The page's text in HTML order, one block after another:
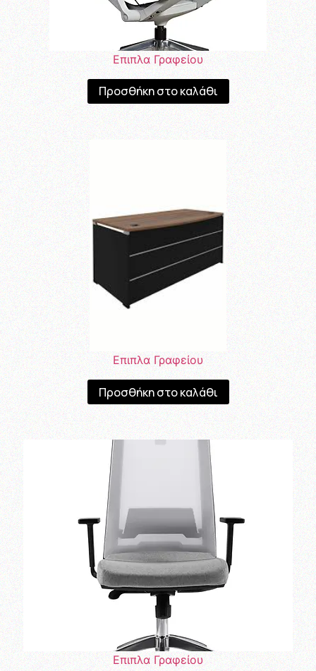
Επιπλα Γραφείου
Προσθήκη στο καλάθι
Επιπλα Γραφείου
Προσθήκη στο καλάθι
Επιπλα Γραφείου